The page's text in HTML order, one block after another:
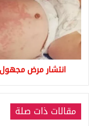
يصيب
الأطفال
ويؤدي
لوفاتهم
انتشار مرض
مقالات ذات صلة